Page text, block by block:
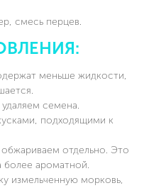
смесь перцев.
меньше жидкости,
семена.
подходящими к
отдельно. Это
более ароматной.
измельченную морковь,